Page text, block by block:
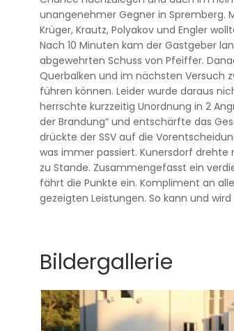
unangenehmer Gegner in Spremberg.
Krüger, Krautz, Polyakov und Engler
Nach 10 Minuten kam der Gastgeber
abgewehrten Schuss von Pfeiffer.
Querbalken und im nächsten Versuch
führen können. Leider wurde daraus
herrschte kurzzeitig Unordnung in 2
der Brandung“ und entschärfte das
drückte der SSV auf die
was immer passiert. Kunersdorf
zu Stande. Zusammengefasst ein
fährt die Punkte ein. Kompliment an
gezeigten Leistungen. So kann und
Bildergallerie